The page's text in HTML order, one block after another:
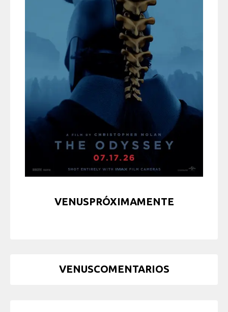
VENUSPRÓXIMAMENTE
VENUSCOMENTARIOS